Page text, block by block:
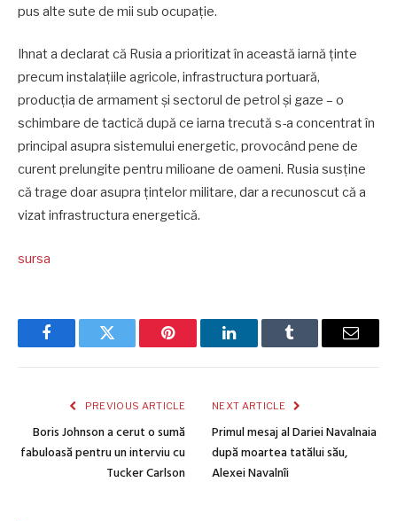
pus alte sute de mii sub ocupaţie.
Ihnat a declarat că Rusia a prioritizat în această iarnă ţinte
precum instalaţiile agricole, infrastructura portuară,
producţia de armament şi sectorul de petrol şi gaze – o
schimbare de tactică după ce iarna trecută s-a concentrat în
principal asupra sistemului energetic, provocând pene de
curent prelungite pentru milioane de oameni. Rusia susţine
că trage doar asupra ţintelor militare, dar a recunoscut că a
vizat infrastructura energetică.
sursa
FacebookTwitter Pinterest LinkedInTumblr Email
PREVIOUS ARTICLE
Boris Johnson a cerut o sumă
fabuloasă pentru un interviu cu
Tucker Carlson
NEXT ARTICLE
Primul mesaj al Dariei Navalnaia
după moartea tatălui său,
Alexei Navalnîi